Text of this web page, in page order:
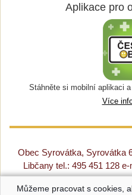
Aplikace pro
Stáhněte si mobilní aplikaci
Více
Obec Syrovátka, Syrovátka
Libčany tel.: 495 451 128
Prohlášení o přístupnosti|
Můžeme pracovat s cookies,